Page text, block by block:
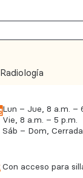
Radiología
Lun – Jue, 8 a.m. –
Vie, 8 a.m. – 5 p.m.
Sáb – Dom, Cerrada
Con acceso para